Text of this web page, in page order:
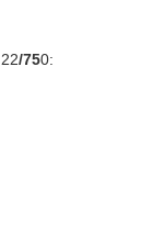
22/750: